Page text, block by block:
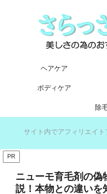
ヘアケア
ボディケア
除
サイト内でアフィリエイ
PR
ニューモ育毛剤の偽
説！本物との違いを